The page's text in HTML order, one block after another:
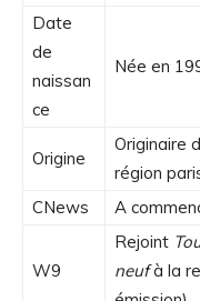
Date
de
naissan
ce
Née en
Origine
Originaire
région
CNews
A
W9
Rejoint
neufà la